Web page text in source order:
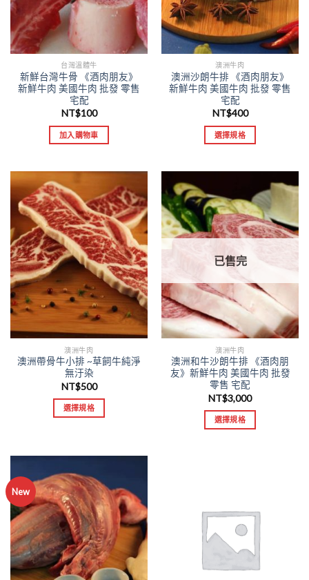
台灣溫體牛
新鮮台灣牛骨 《酒肉朋友》
新鮮牛肉 美國牛肉 批發 零售
宅配
NT$100
加入購物車
澳洲牛肉
澳洲沙朗牛排 《酒肉朋友》
新鮮牛肉 美國牛肉 批發 零售
宅配
NT$400
選擇規格
澳洲牛肉
澳洲帶骨牛小排 ~草飼牛純淨
無汙染
NT$500
選擇規格
已售完
澳洲牛肉
澳洲和牛沙朗牛排 《酒肉朋
友》新鮮牛肉 美國牛肉 批發
零售 宅配
NT$3,000
選擇規格
New